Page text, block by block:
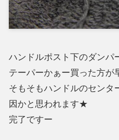
ハンドルポスト下のダンパ
テーパーかぁー買った方が
そもそもハンドルのセンタ
因かと思われます★
完了ですー